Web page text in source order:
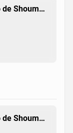
de Shoumei
de Shoumei